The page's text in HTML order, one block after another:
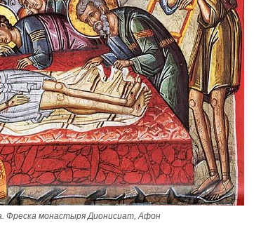
Фреска монастыря Дионисиат, Афон